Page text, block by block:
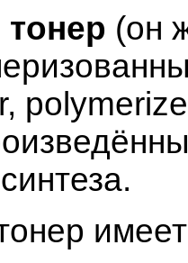
(он